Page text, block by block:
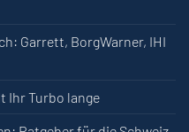
Garrett, BorgWarner, IHI
Ihr Turbo lange